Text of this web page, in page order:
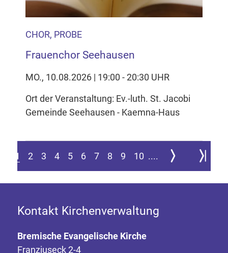
CHOR, PROBE
Frauenchor Seehausen
MO., 10.08.2026 | 19:00 - 20:30 UHR
Ort der Veranstaltung: Ev.-luth. St. Jacobi
Gemeinde Seehausen - Kaemna-Haus
1 2 3 4 5 6 7 8 9 10 .... Zur nächsten Seite
Zur
Kontakt Kirchenverwaltung
Bremische Evangelische Kirche
Franziuseck 2-4